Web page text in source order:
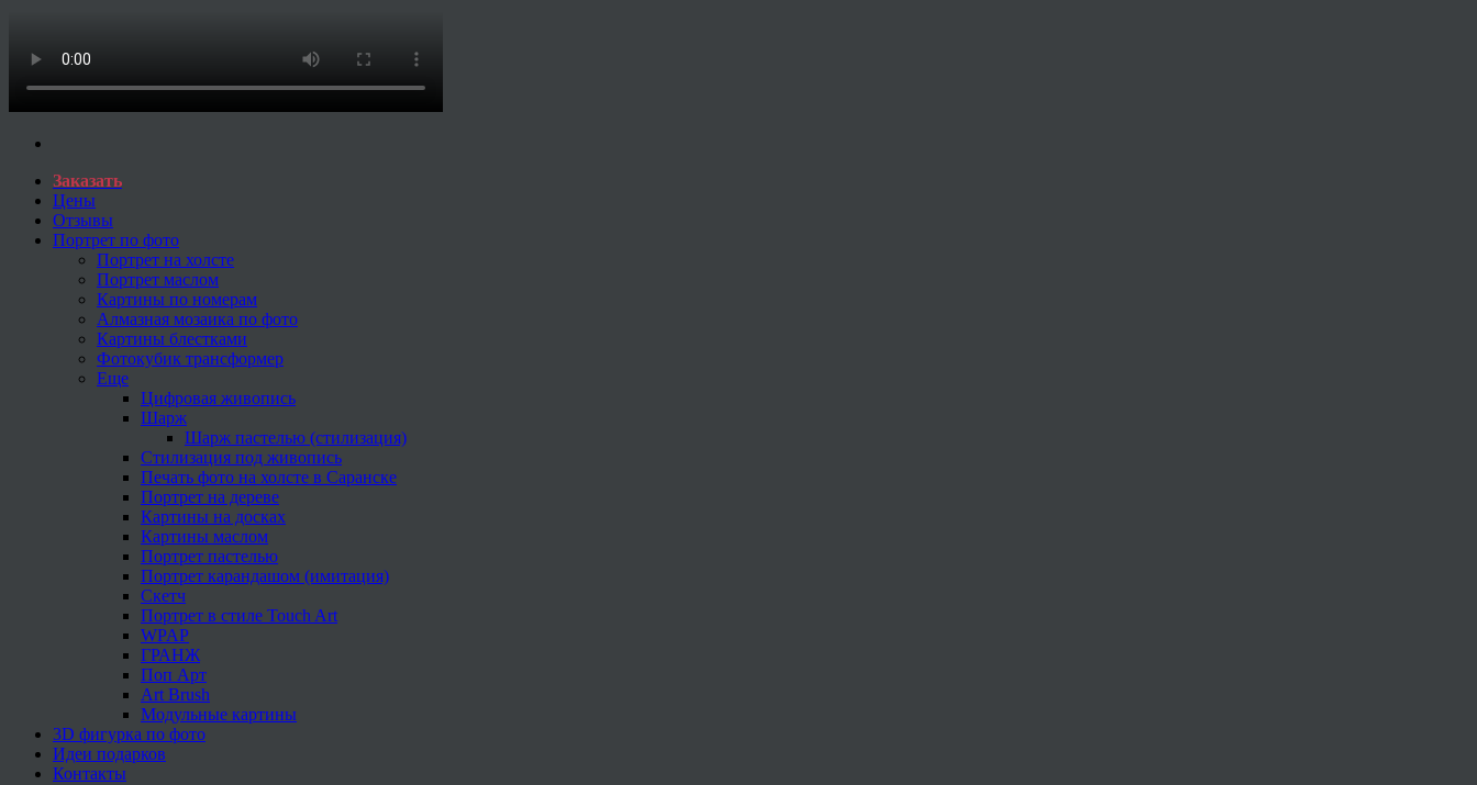
Заказать
Цены
Отзывы
Портрет по фото
Портрет на холсте
Портрет маслом
Картины по номерам
Алмазная мозаика по фото
Картины блестками
Фотокубик трансформер
Еще
Цифровая живопись
Шарж
Шарж пастелью (стилизация)
Стилизация под живопись
Печать фото на холсте в Саранске
Портрет на дереве
Картины на досках
Картины маслом
Портрет пастелью
Портрет карандашом (имитация)
Скетч
Портрет в стиле Touch Art
WPAP
ГРАНЖ
Поп Арт
Art Brush
Модульные картины
3D фигурка по фото
Идеи подарков
Контакты